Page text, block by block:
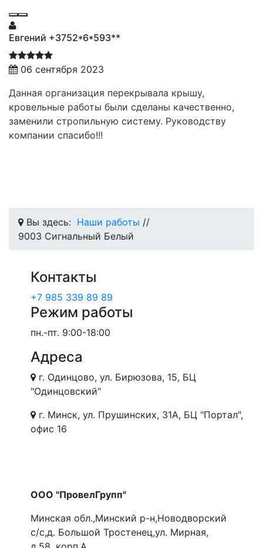
Евгений +3752*6*593**
06 сентября 2023
Данная организация перекрывала крышу,
кровельные работы были сделаны качественно,
заменили стропильную систему. Руководству
компании спасибо!!!
Вы здесь: Наши работы //
9003 Сигнальный Белый
Контакты
+7 985 339 89 89
Режим работы
пн.-пт. 9:00-18:00
Адреса
г. Одинцово, ул. Бирюзова, 15, БЦ
"Одинцовский"
г. Минск, ул. Прушинских, 31А, БЦ "Портал",
офис 16
ООО "ПровелГрупп"
Минская обл.,Минский р-н,Новодворский
с/с,д. Большой Тростенец,ул. Мирная,